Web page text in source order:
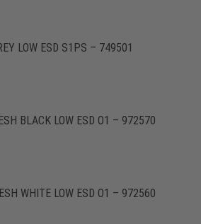
LOW ESD S1PS – 749501
BLACK LOW ESD O1 – 972570
WHITE LOW ESD O1 – 972560